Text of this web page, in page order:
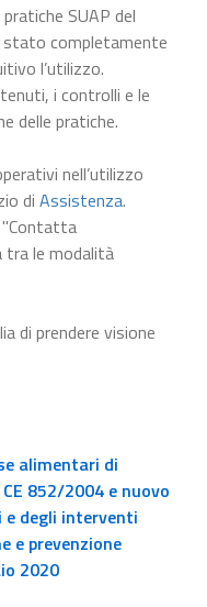
SUAP del
stato completamente
l’utilizzo.
i controlli e le
delle pratiche.
nell’utilizzo
di Assistenza.
"Contatta
tra le modalità
di prendere visione
alimentari di
852/2004 e nuovo
degli interventi
e prevenzione
2020